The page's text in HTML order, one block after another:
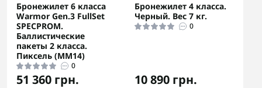
Бронежилет 6 класса
Warmor Gen.3 FullSet
SPECPROM.
Баллистические
пакеты 2 класса.
Пиксель (ММ14)
0
51 360 грн.
Бронежилет 4 класса.
Черный. Вес 7 кг.
0
10 890 грн.